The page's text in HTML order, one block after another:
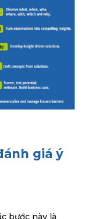
giá ý
bước này là